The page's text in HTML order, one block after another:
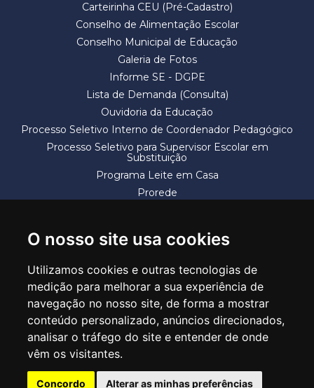
O nosso site usa cookies
Utilizamos cookies e outras tecnologias de
medição para melhorar a sua experiência de
navegação no nosso site, de forma a mostrar
conteúdo personalizado, anúncios direcionados,
analisar o tráfego do site e entender de onde
vêm os visitantes.
Concordo Alterar as minhas preferências
Carteirinha CEU (Pré-Cadastro)
Conselho de Alimentação Escolar
Conselho Municipal de Educação
Galeria de Fotos
Informe SE - DGPE
Lista de Demanda (Consulta)
Ouvidoria da Educação
Processo Seletivo Interno de Coordenador Pedagógico
Processo Seletivo para Supervisor Escolar em
Substituição
Programa Leite em Casa
Prorede
SECRETARIA DE EDUCAÇÃO
Rua Claudino Barbosa, 313 - Macedo - Guarulhos/SP CEP 07113-040
Central de Atendimento: *55 11 2475-7300